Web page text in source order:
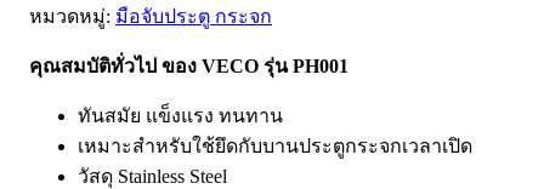
หมวดหมู่: มือจับประตู กระจก
คุณสมบัติทั่วไป ของ VECO รุ่น PH001
ทันสมัย แข็งแรง ทนทาน
เหมาะสำหรับใช้ยึดกับบานประตูกระจกเวลาเปิด
วัสดุ Stainless Steel